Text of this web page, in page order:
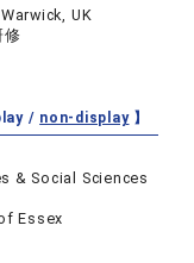
UK
修
/ non-display】
& Social Sciences
Essex